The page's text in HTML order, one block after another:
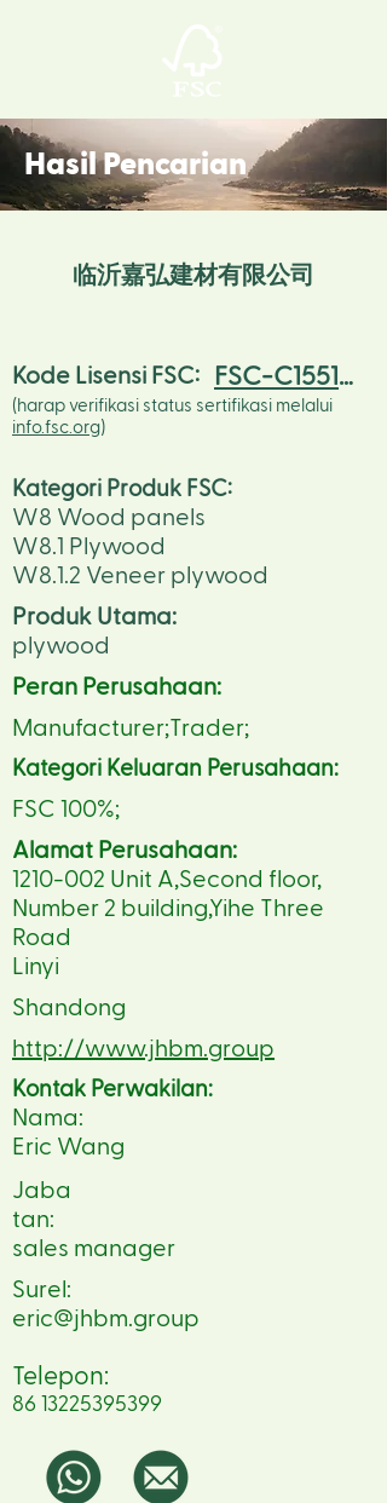
Hasil Pencarian
临沂嘉弘建材有限公司
FSC-C155105
Kode Lisensi FSC:
(harap verifikasi status sertifikasi melalui
info.fsc.org)
Kategori Produk FSC:
W8 Wood panels
W8.1 Plywood
W8.1.2 Veneer plywood
Produk Utama:
plywood
Peran Perusahaan:
Manufacturer;Trader;
Kategori Keluaran Perusahaan:
FSC 100%;
Alamat Perusahaan:
1210-002 Unit A,Second floor,
Number 2 building,Yihe Three
Road
Linyi
Shandong
http://www.jhbm.group
Kontak Perwakilan:
Nama:
Eric Wang
Jaba
tan:
sales manager
Surel:
eric@jhbm.group
Telepon:
86 13225395399